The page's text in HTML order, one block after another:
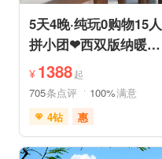
5天4晚·纯玩0购物15人
拼小团❤西双版纳暖冬
爆品❤品牌温德姆·亲
子游
¥ 1388起
705条点评 100%满意
4钻
惠
免费接送机
免费WIFI
管家服务
品质游